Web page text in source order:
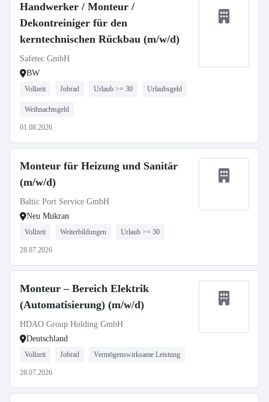
Handwerker / Monteur /
Dekontreiniger für den
kerntechnischen Rückbau (m/w/d)
Safetec GmbH
BW
Vollzeit Jobrad Urlaub >= 30 Urlaubsgeld
Weihnachtsgeld
01.08.2026
Monteur für Heizung und Sanitär
(m/w/d)
Baltic Port Service GmbH
Neu Mukran
Vollzeit Weiterbildungen Urlaub >= 30
28.07.2026
Monteur – Bereich Elektrik
(Automatisierung) (m/w/d)
HDAO Group Holding GmbH
Deutschland
Vollzeit Jobrad Vermögenswirksame Leistung
28.07.2026